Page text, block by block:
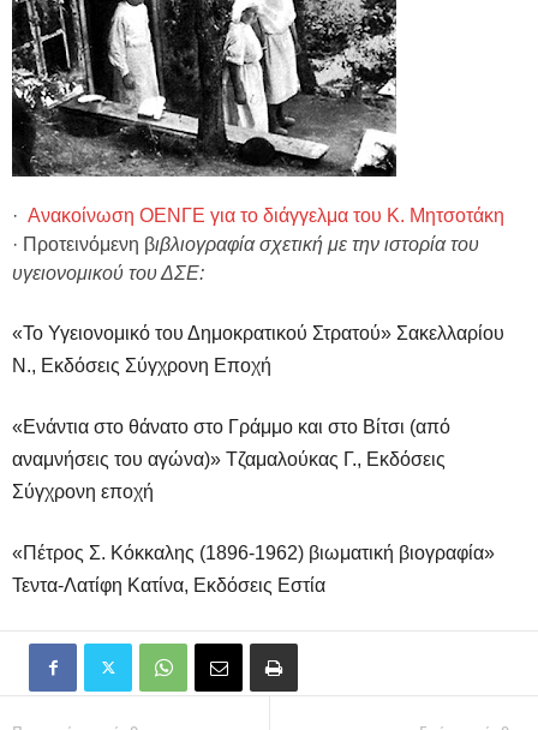
· Ανακοίνωση ΟΕΝΓΕ για το διάγγελμα του Κ. Μητσοτάκη
· Προτεινόμενη βιβλιογραφία σχετική με την ιστορία του
υγειονομικού του ΔΣΕ:
«Το Υγειονομικό του Δημοκρατικού Στρατού» Σακελλαρίου
Ν., Εκδόσεις Σύγχρονη Εποχή
«Ενάντια στο θάνατο στο Γράμμο και στο Βίτσι (από
αναμνήσεις του αγώνα)» Τζαμαλούκας Γ., Εκδόσεις
Σύγχρονη εποχή
«Πέτρος Σ. Κόκκαλης (1896-1962) βιωματική βιογραφία»
Τεντα-Λατίφη Κατίνα, Εκδόσεις Εστία